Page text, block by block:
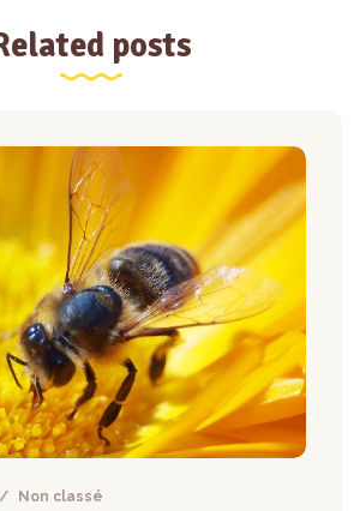
posts
/ Non classé